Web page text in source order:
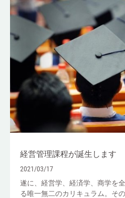
経営管理課程が誕生します
2021/03/17
遂に、経営学、経済学、商学を
る唯一無二のカリキュラム。そ